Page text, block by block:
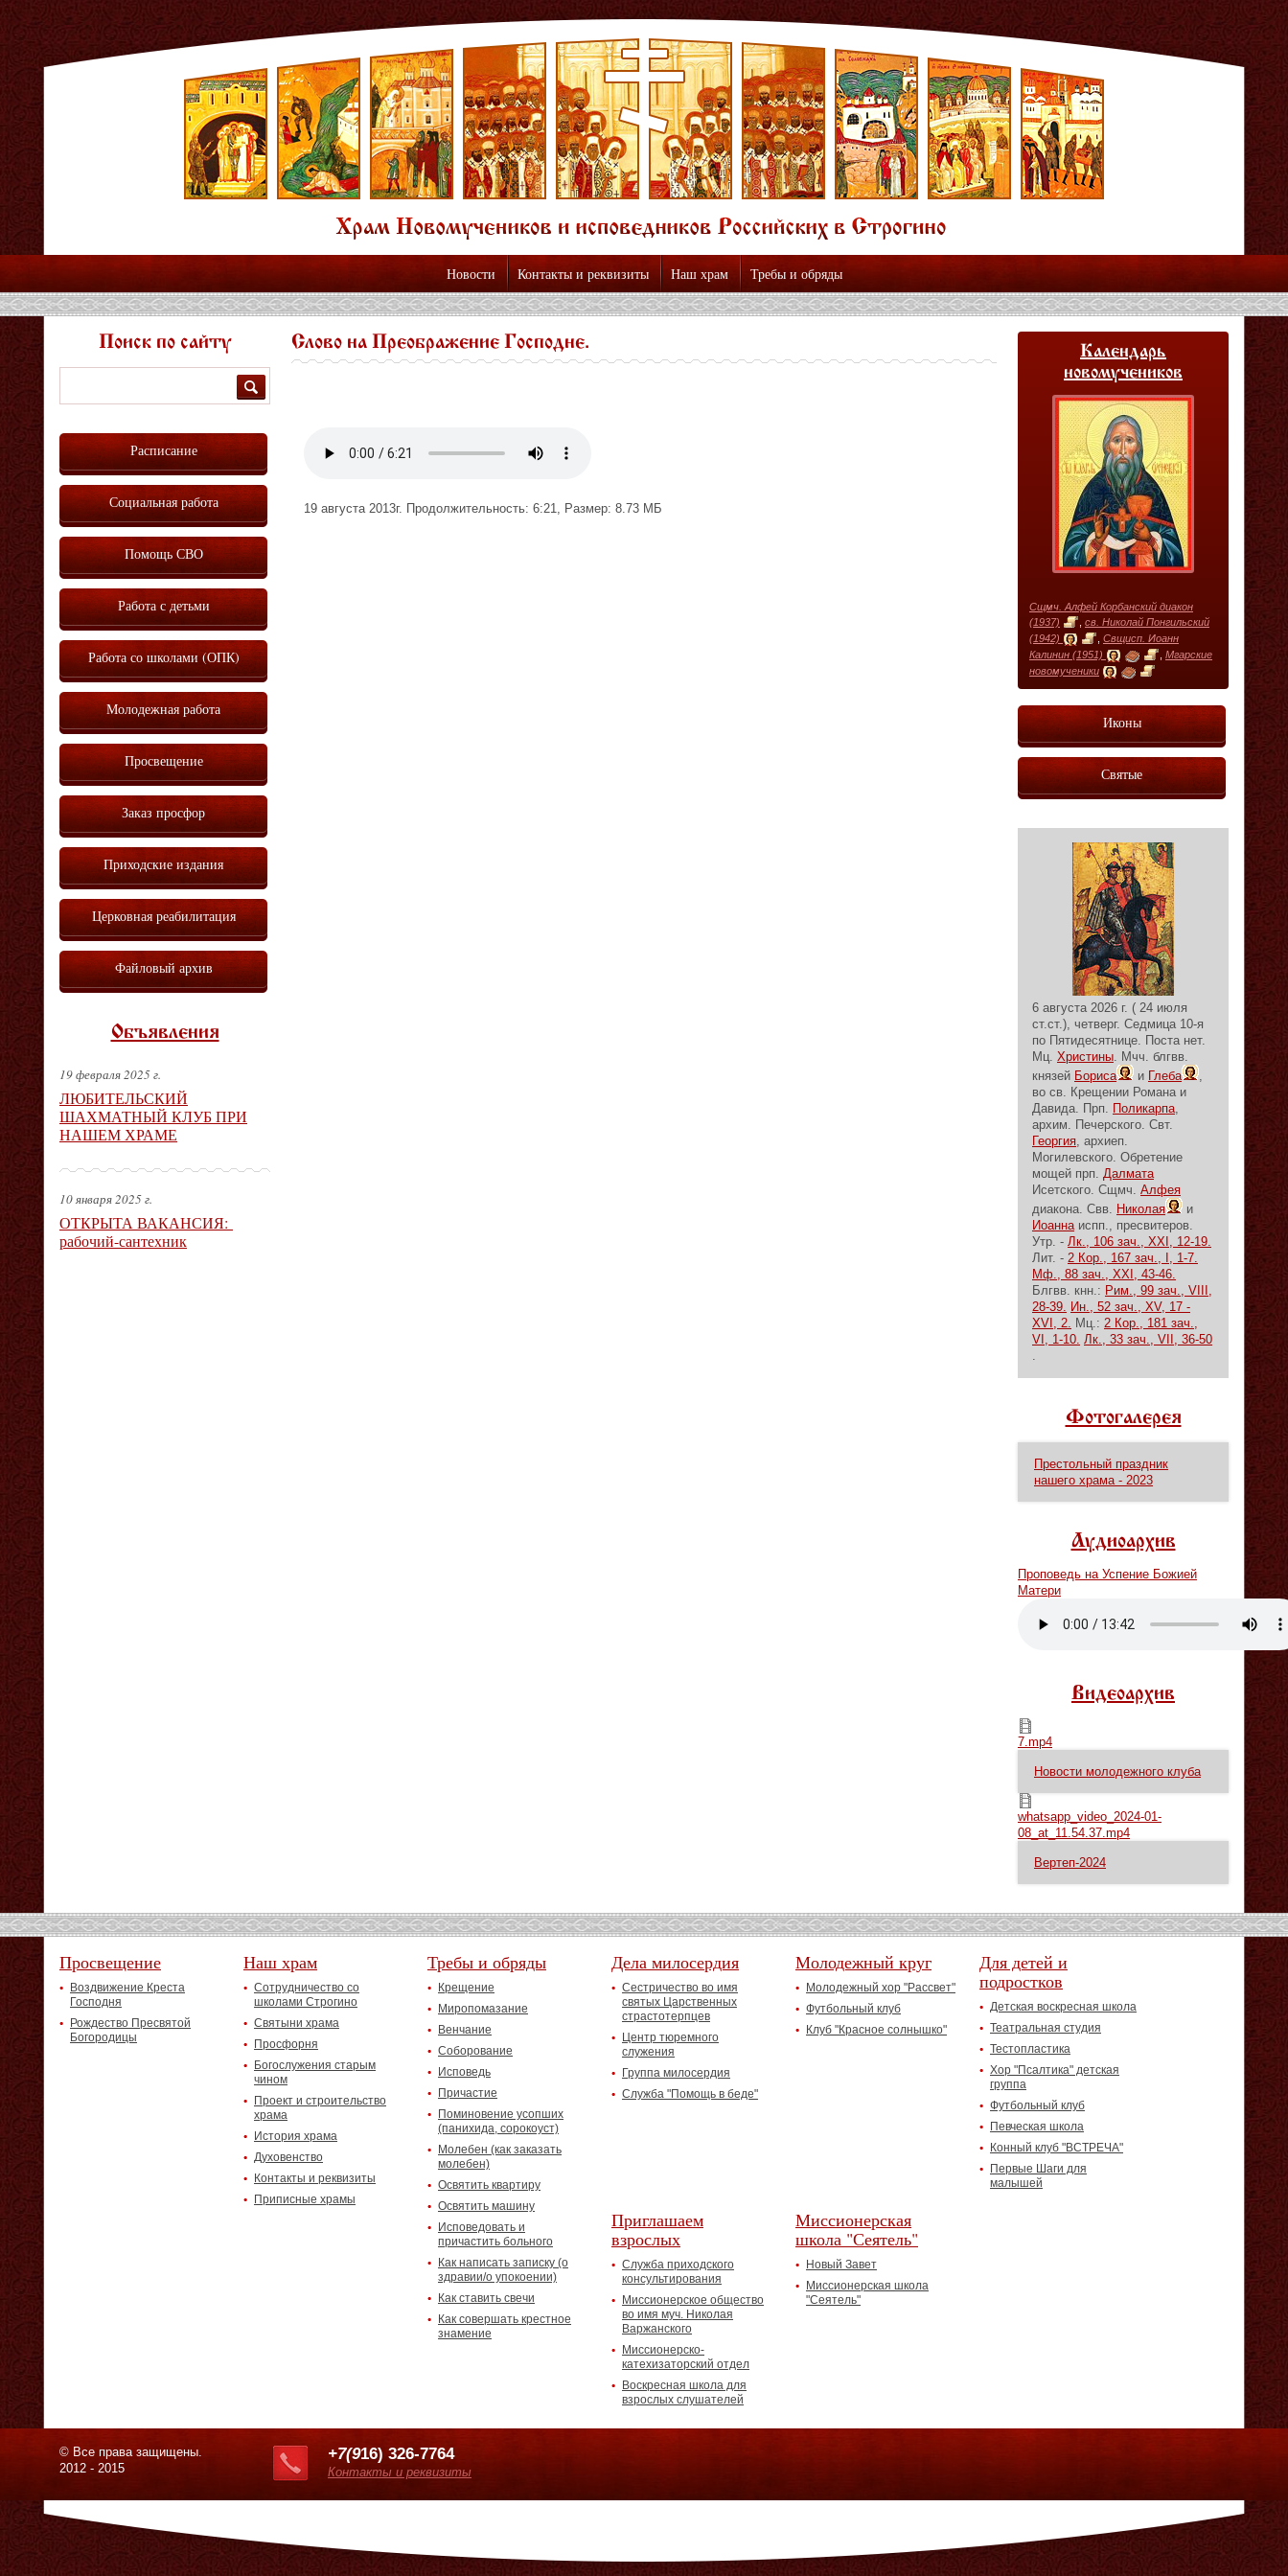
Новости Контакты и реквизиты Наш храм Требы и обряды
Слово на Преображение Господне.
19 августа 2013г. Продолжительность: 6:21, Размер: 8.73 МБ
Поиск по сайту
Расписание
Социальная работа
Помощь СВО
Работа с детьми
Работа со школами (ОПК)
Молодежная работа
Просвещение
Заказ просфор
Приходские издания
Церковная реабилитация
Файловый архив
Объявления
19 февраля 2025 г.
ЛЮБИТЕЛЬСКИЙ
ШАХМАТНЫЙ КЛУБ ПРИ
НАШЕМ ХРАМЕ
10 января 2025 г.
ОТКРЫТА ВАКАНСИЯ:
рабочий-сантехник
Календарь
новомучеников
Сщмч. Алфей Корбанский диакон
(1937)
св. Николай Понгильский
(1942)
Свщисп. Иоанн
Калинин (1951)
Мгарские
новомученики
Иконы
Святые
6 августа 2026 г. ( 24 июля
ст.ст.), четверг. Седмица 10-я
по Пятидесятнице. Поста нет.
Мц. Христины. Мчч. блгвв.
князей Бориса и Глеба
,
во св. Крещении Романа и
Давида. Прп. Поликарпа,
архим. Печерского. Свт.
Георгия, архиеп.
Могилевского. Обретение
мощей прп. Далмата
Исетского. Сщмч. Алфея
диакона. Свв. Николая
и
Иоаннаиспп., пресвитеров.
Утр. - Лк., 106 зач., XXI, 12-19.
Лит. - 2 Кор., 167 зач., I, 1-7.
Мф., 88 зач., XXI, 43-46.
Блгвв. кнн.: Рим., 99 зач., VIII,
28-39. Ин., 52 зач., XV, 17 -
XVI, 2. Мц.: 2 Кор., 181 зач.,
VI, 1-10. Лк., 33 зач., VII, 36-50
.
Фотогалерея
Престольный праздник
нашего храма - 2023
Аудиоархив
Проповедь на Успение Божией
Матери
Видеоархив
7.mp4
7.mp4
Новости молодежного клуба
whatsapp_video_2024-01-08_at_11.54.37.mp4
whatsapp_video_2024-01-
08_at_11.54.37.mp4
Вертеп-2024
Просвещение
Воздвижение Креста
Господня
Рождество Пресвятой
Богородицы
Наш храм
Сотрудничество со
школами Строгино
Святыни храма
Просфорня
Богослужения старым
чином
Проект и строительство
храма
История храма
Духовенство
Контакты и реквизиты
Приписные храмы
Требы и обряды
Крещение
Миропомазание
Венчание
Соборование
Исповедь
Причастие
Поминовение усопших
(панихида, сорокоуст)
Молебен (как заказать
молебен)
Освятить квартиру
Освятить машину
Исповедовать и
причастить больного
Как написать записку (о
здравии/о упокоении)
Как ставить свечи
Как совершать крестное
знамение
Дела милосердия
Сестричество во имя
святых Царственных
страстотерпцев
Центр тюремного
служения
Группа милосердия
Служба "Помощь в беде"
Молодежный круг
Молодежный хор "Рассвет"
Футбольный клуб
Клуб "Красное солнышко"
Для детей и
подростков
Детская воскресная школа
Театральная студия
Тестопластика
Хор "Псалтика" детская
группа
Футбольный клуб
Певческая школа
Конный клуб "ВСТРЕЧА"
Первые Шаги для
малышей
Приглашаем
взрослых
Служба приходского
консультирования
Миссионерское общество
во имя муч. Николая
Варжанского
Миссионерско-
катехизаторский отдел
Воскресная школа для
взрослых слушателей
Миссионерская
школа "Сеятель"
Новый Завет
Миссионерская школа
"Сеятель"
© Все права защищены.
2012 - 2015
+7(916) 326-7764
Контакты и реквизиты